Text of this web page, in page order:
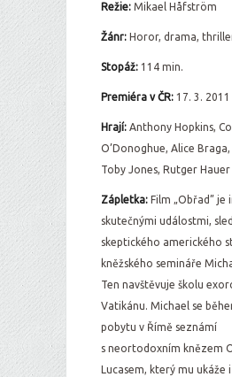
Režie: Mikael Håfström
Žánr: Horor, drama,
Stopáž: 114 min.
Premiéra v ČR: 17. 3. 2011
Hrají: Anthony Hopkins,
O’Donoghue, Alice Braga,
Toby Jones, Rutger Hauer
Zápletka: Film „Obřad” je
skutečnými událostmi,
skeptického amerického
kněžského semináře
Ten navštěvuje školu
Vatikánu. Michael se
pobytu v Římě seznámí
s neortodoxním knězem
Lucasem, který mu ukáže